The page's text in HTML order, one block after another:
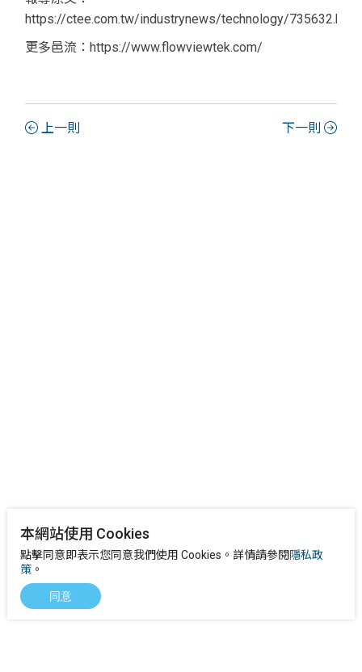
https://ctee.com.tw/industrynews/technology/735632.html
更多邑流：https://www.flowviewtek.com/
上一則 下一則
本網站使用 Cookies
點擊同意即表示您同意我們使用 Cookies。詳情請參閱 隱私政
策。
同意